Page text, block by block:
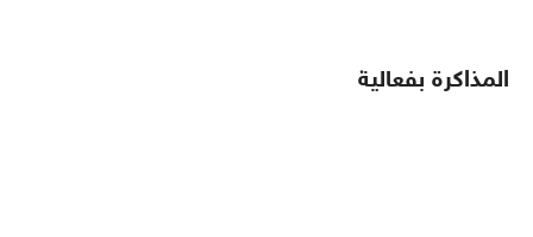
المذاكرة بفعالية